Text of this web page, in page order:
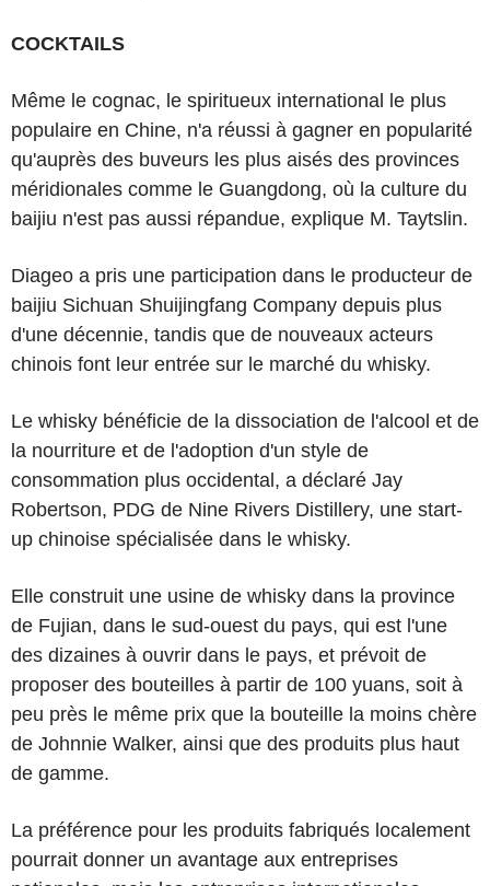
COCKTAILS
Même le cognac, le spiritueux international le plus
populaire en Chine, n'a réussi à gagner en popularité
qu'auprès des buveurs les plus aisés des provinces
méridionales comme le Guangdong, où la culture du
baijiu n'est pas aussi répandue, explique M. Taytslin.
Diageo a pris une participation dans le producteur de
baijiu Sichuan Shuijingfang Company depuis plus
d'une décennie, tandis que de nouveaux acteurs
chinois font leur entrée sur le marché du whisky.
Le whisky bénéficie de la dissociation de l'alcool et de
la nourriture et de l'adoption d'un style de
consommation plus occidental, a déclaré Jay
Robertson, PDG de Nine Rivers Distillery, une start-
up chinoise spécialisée dans le whisky.
Elle construit une usine de whisky dans la province
de Fujian, dans le sud-ouest du pays, qui est l'une
des dizaines à ouvrir dans le pays, et prévoit de
proposer des bouteilles à partir de 100 yuans, soit à
peu près le même prix que la bouteille la moins chère
de Johnnie Walker, ainsi que des produits plus haut
de gamme.
La préférence pour les produits fabriqués localement
pourrait donner un avantage aux entreprises